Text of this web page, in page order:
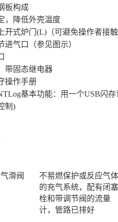
板构成
，降低外壳温度
开式炉门 (L) （可避免操作者接触
进气口（参见图示）
带固态继电器
操作手册
基本功能：用一个USB闪存
制 )
滑阀
不易燃保护或反应气体
的充气系统，配有闭塞
栓和带调节阀的流量
计，管路已排好